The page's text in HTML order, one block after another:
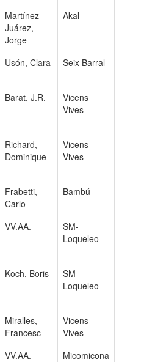
Martínez
Juárez,
Jorge
Akal
Usón, Clara Seix Barral
Barat, J.R.
Vicens
Vives
Richard,
Dominique
Vicens
Vives
Frabetti,
Carlo
Bambú
VV.AA.
SM-
Loqueleo
Koch, Boris
SM-
Loqueleo
Miralles,
Francesc
Vicens
Vives
VV.AA. Micomicona